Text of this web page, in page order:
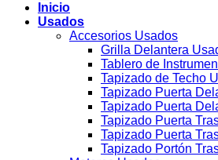
Inicio
Usados
Accesorios Usados
Grilla Delantera
Tablero de
Tapizado de Techo
Tapizado Puerta
Tapizado Puerta
Tapizado Puerta
Tapizado Puerta
Tapizado Portón